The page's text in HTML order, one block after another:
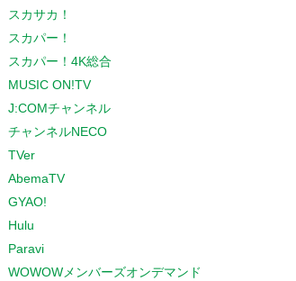
スカサカ！
スカパー！
スカパー！4K総合
MUSIC ON!TV
J:COMチャンネル
チャンネルNECO
TVer
AbemaTV
GYAO!
Hulu
Paravi
WOWOWメンバーズオンデマンド